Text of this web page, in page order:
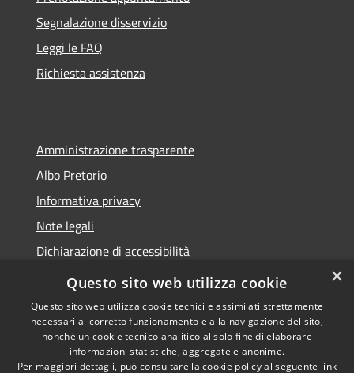
Segnalazione disservizio
Leggi le FAQ
Richiesta assistenza
Amministrazione trasparente
Albo Pretorio
Informativa privacy
Note legali
Dichiarazione di accessibilità
Area riservata dipendenti
Copyright © 2026 • Comune di
×
Questo sito web utilizza cookie
Questo sito web utilizza cookie tecnici e assimilati strettamente
necessari al corretto funzionamento e alla navigazione del sito,
nonché un cookie tecnico analitico al solo fine di elaborare
informazioni statistiche, aggregate e anonime.
Per maggiori dettagli, può consultare la cookie policy al seguente link